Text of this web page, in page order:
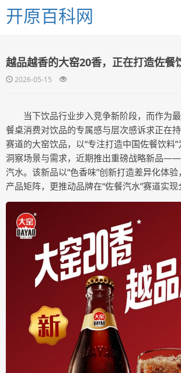
开原百科网
越品越香的大窑20香，正在打造佐餐
2026-05-15
当下饮品行业步入竞争新阶段，而作为最
餐桌消费对饮品的专属感与层次感诉求正在
赛道的大窑饮品，以“专注打造中国佐餐饮料
洞察场景与需求，近期推出重磅战略新品
汽水。该新品以“色香味”创新打造差异化体
产品矩阵，更推动品牌在“佐餐汽水”赛道实现